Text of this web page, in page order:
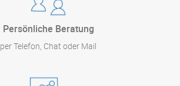
Persönliche Beratung
per Telefon, Chat oder Mail